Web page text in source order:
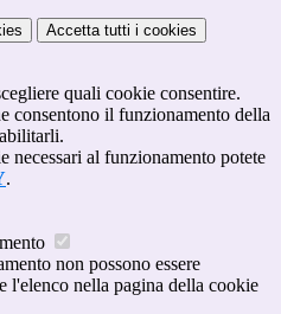
Accetta tutti i cookies
quali cookie consentire.
consentono il funzionamento della
necessari al funzionamento potete
.
non possono essere
l'elenco nella pagina della cookie